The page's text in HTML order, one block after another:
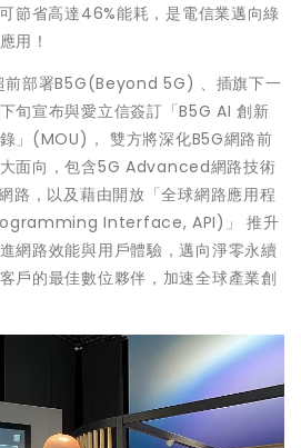
節省高達46%能耗，是電信業邁向綠
用！
前部署B5G(Beyond 5G) 、插旗下一
旬宣布與愛立信簽訂「B5G AI 創新
」(MOU)， 雙方將深化B5G網路前
面向，包含5G Advanced網路技術
路，以及藉由開放「全球網路應用程
Interface, API)」 推升
網路效能與用戶體驗，邁向淨零永續
戶的最佳數位夥伴，加速全球產業創